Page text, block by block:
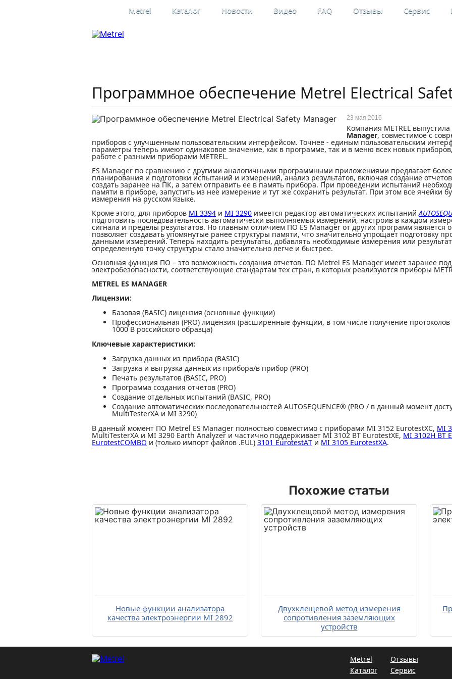
Metrel Каталог Новости Видео FAQ Отзывы Сервис
Программное обеспечение Metrel Electrical
23 мая 2016
Компания METREL
Manager, совместимое с
приборов с улучшенным пользовательским интерфейсом. Точнее - единым пользовательским
параметры теперь имеют одинаковое значение, как в программе, так и в меню всех новых
работе с разными приборами METREL.
ES Manager по сравнению с другими аналогичными программными приложениями предлагает
планирования и подготовки испытаний и измерений, анализ результатов, включая создание
создать заранее на ПК, а затем отправить ее в память прибора. При проведении испытаний
памяти в приборе, запустить из нее измерение и тут же сохранить результат. При этом все ячейки
измерения на русском языке.
Кроме этого, для приборов MI 3394 и MI 3290 имеется редактор автоматических испытаний
подготовить последовательность автоматически выполняемых измерений, настроив в каждом
сигнала и пределы результатов. Но главным отличием ПО ES Manager от других программ является
позволяет создавать упомянутые ранее структуры памяти, что значительно упрощает подготовку
данными измерений. Теперь находить результаты, добавлять необходимые измерения или
определенную точку структуры стало значительно легче и быстрее.
Основная функция ПО – это возможность создания отчетов. ПО Metrel ES Manager имеет заранее
электробезопасности, соответствующие стандартам тех стран, в которых реализуются приборы
METREL ES MANAGER
Лицензии:
Базовая (BASIC) лицензия (основные функции)
Профессиональная (PRO) лицензия (расширенные функции, в том числе получение протоколов
1000 В российского образца)
Ключевые характеристики:
Загрузка данных из прибора (BASIC)
Загрузка и выгрузка данных из прибора/в прибор (PRO)
Печать результатов (BASIC, PRO)
Программа создания отчетов (PRO)
Создание отдельных испытаний (BASIC, PRO)
Создание автоматических последовательностей AUTOSEQUENCE® (PRO / в данный момент
MultiTesterXA и MI 3290)
В данный момент ПО Metrel ES Manager полностью совместимо с приборами MI 3152 EurotestXC, MI
MultiTesterXA и MI 3290 Earth Analyzer и частично поддерживает MI 3102 BT EurotestXE, MI 3102H BT
EurotestCOMBO и (только импорт файлов .EUL) 3101 EurotestAТ и MI 3105 EurotestXA.
Похожие статьи
Новые функции анализатора
качества электроэнергии MI 2892
Двухклещевой метод измерения
сопротивления заземляющих
устройств
Metrel
Каталог
Отзывы
Сервис